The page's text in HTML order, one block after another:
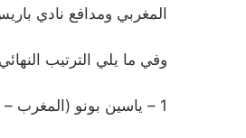
المغربي ومدافع نادي
وفي ما يلي الترتيب النهائي
1 – ياسين بونو (المغرب – إشبيلية / الهلال): 208 نقطة